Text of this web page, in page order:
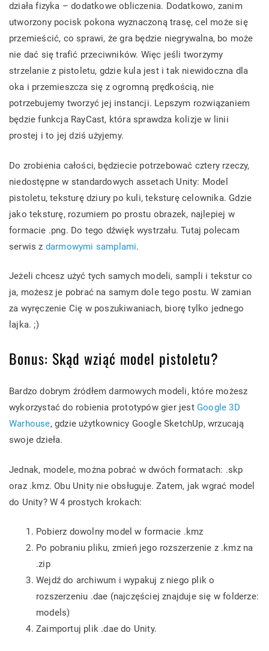
działa fizyka – dodatkowe obliczenia. Dodatkowo, zanim
utworzony pocisk pokona wyznaczoną trasę, cel może się
przemieścić, co sprawi, że gra będzie niegrywalna, bo może
nie dać się trafić przeciwników. Więc jeśli tworzymy
strzelanie z pistoletu, gdzie kula jest i tak niewidoczna dla
oka i przemieszcza się z ogromną prędkością, nie
potrzebujemy tworzyć jej instancji. Lepszym rozwiązaniem
będzie funkcja RayCast, która sprawdza kolizje w linii
prostej i to jej dziś użyjemy.
Do zrobienia całości, będziecie potrzebować cztery rzeczy,
niedostępne w standardowych assetach Unity: Model
pistoletu, teksturę dziury po kuli, teksturę celownika. Gdzie
jako teksturę, rozumiem po prostu obrazek, najlepiej w
formacie .png. Do tego dźwięk wystrzału. Tutaj polecam
serwis z darmowymi samplami.
Jeżeli chcesz użyć tych samych modeli, sampli i tekstur co
ja, możesz je pobrać na samym dole tego postu. W zamian
za wyręczenie Cię w poszukiwaniach, biorę tylko jednego
lajka. ;)
Bonus: Skąd wziąć model pistoletu?
Bardzo dobrym źródłem darmowych modeli, które możesz
wykorzystać do robienia prototypów gier jestGoogle 3D
Warhouse, gdzie użytkownicy Google SketchUp, wrzucają
swoje dzieła.
Jednak, modele, można pobrać w dwóch formatach: .skp
oraz .kmz. Obu Unity nie obsługuje. Zatem, jak wgrać model
do Unity? W 4 prostych krokach:
Pobierz dowolny model w formacie .kmz
Po pobraniu pliku, zmień jego rozszerzenie z .kmz na
.zip
Wejdź do archiwum i wypakuj z niego plik o
rozszerzeniu .dae (najczęściej znajduje się w folderze:
models)
Zaimportuj plik .dae do Unity.